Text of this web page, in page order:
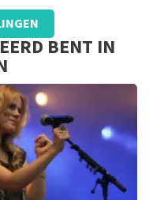
overTopTicketShop
BENT IN